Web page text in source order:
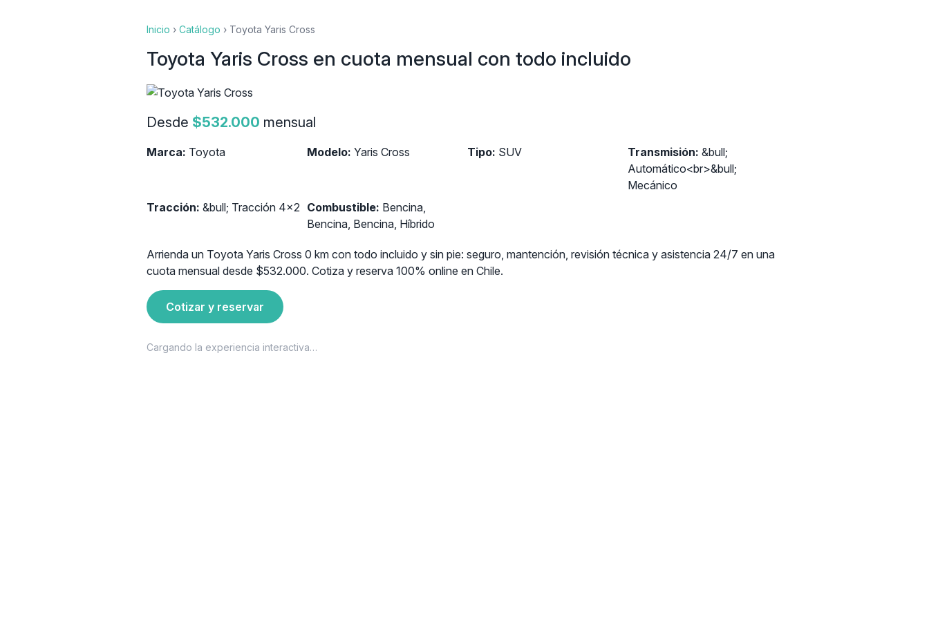
Inicio › Catálogo › Toyota Yaris Cross
Toyota Yaris Cross en cuota mensual con todo incluido
Desde $532.000 mensual
Marca: Toyota Modelo: Yaris Cross Tipo: SUV Transmisión: &bull;
Automático<br>&bull;
Mecánico
Tracción: &bull; Tracción 4x2 Combustible: Bencina,
Bencina, Bencina, Híbrido
Arrienda un Toyota Yaris Cross 0 km con todo incluido y sin pie: seguro, mantención, revisión técnica y asistencia 24/7 en una
cuota mensual desde $532.000. Cotiza y reserva 100% online en Chile.
Cotizar y reservar
Cargando la experiencia interactiva…